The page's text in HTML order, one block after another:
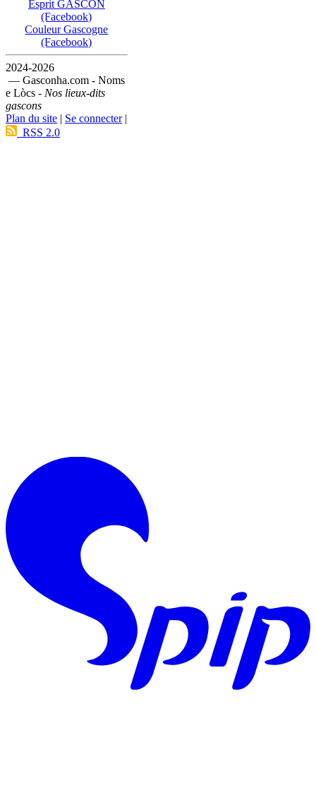
Esprit GASCON
(Facebook)
Couleur Gascogne
(Facebook)
2024-2026
— Gasconha.com - Noms
e Lòcs - Nos lieux-dits
gascons
Plan du site
Se connecter|
RSS 2.0